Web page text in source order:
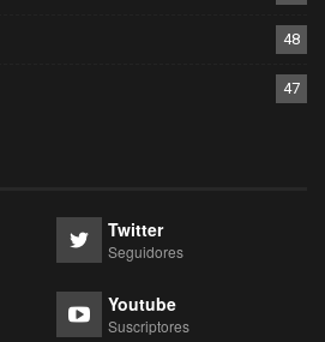
48
47
Twitter
Seguidores
Youtube
Suscriptores